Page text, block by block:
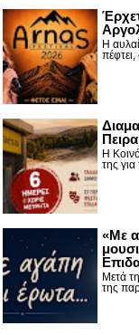
Η
Η
της για
«Με
Μετά
της